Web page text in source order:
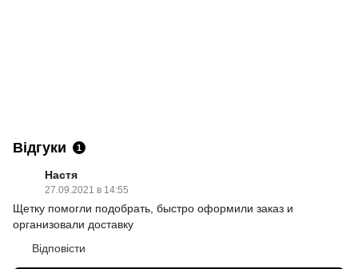
Відгуки 1
Настя
27.09.2021 в 14:55
Щетку помогли подобрать, быстро оформили заказ и
организовали доставку
Відповісти